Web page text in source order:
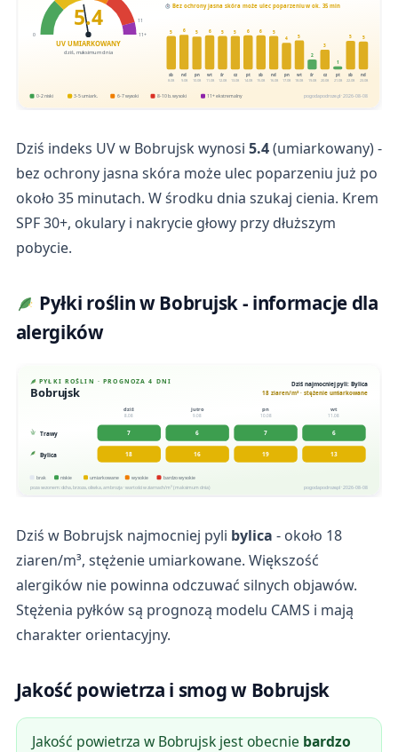
0
11
11+
5.4
UV UMIARKOWANY
dziś, maksimum dnia
Bez ochrony jasna skóra może ulec poparzeniu w ok. 35 min
5
sb
8.08
6
nd
9.08
5
pn
10.08
6
wt
11.08
5
śr
12.08
5
cz
13.08
6
pt
14.08
6
sb
15.08
5
nd
16.08
4
pn
17.08
5
wt
18.08
2
śr
19.08
3
cz
20.08
1
pt
21.08
5
sb
22.08
5
nd
23.08
0-2 niski 3-5 umiark. 6-7 wysoki 8-10 b. wysoki 11+ ekstremalny pogodapodroze.pl · 2026-08-08
Dziś indeks UV w Bobrujsk wynosi 5.4(umiarkowany) -
bez ochrony jasna skóra może ulec poparzeniu już po
około 35 minutach. W środku dnia szukaj cienia. Krem
SPF 30+, okulary i nakrycie głowy przy dłuższym
pobycie.
Pyłki roślin w Bobrujsk - informacje dla
alergików
PYŁKI ROŚLIN · PROGNOZA 4 DNI
Bobrujsk
Dziś najmocniej pyli: Bylica
18 ziaren/m³ · stężenie umiarkowane
dziś
8.08
jutro
9.08
pn
10.08
wt
11.08
Trawy 7 6 7 6
Bylica 18 16 19 13
brak niskie umiarkowane wysokie
bardzo wysokie
poza sezonem: olcha, brzoza, oliwka, ambrozja · wartości w ziarnach/m³ (maksimum dnia)
pogodapodroze.pl · 2026-08-08
Dziś w Bobrujsk najmocniej pyli bylica - około 18
ziaren/m³, stężenie umiarkowane. Większość
alergików nie powinna odczuwać silnych objawów.
Stężenia pyłków są prognozą modelu CAMS i mają
charakter orientacyjny.
Jakość powietrza i smog w Bobrujsk
Jakość powietrza w Bobrujsk jest obecnie bardzo